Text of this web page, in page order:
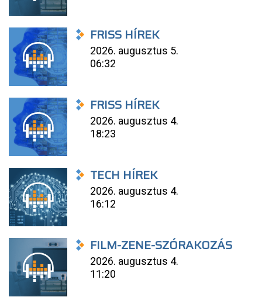
FRISS HÍREK
2026. augusztus 5.
06:32
FRISS HÍREK
2026. augusztus 4.
18:23
TECH HÍREK
2026. augusztus 4.
16:12
FILM-ZENE-SZÓRAKOZÁS
2026. augusztus 4.
11:20